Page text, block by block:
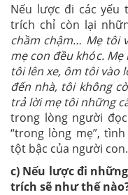
Nếu lược đi các yếu
trích chỉ còn lại
chầm chậm… Mẹ tôi
mẹ con đều khóc.
tôi lên xe, ôm tôi vào
đến nhà, tôi không
trả lời mẹ tôi những
trong lòng người
“trong lòng mẹ”,
tột bậc của người con.
c) Nếu lược đi
trích sẽ như thế